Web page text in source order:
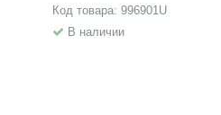
Код товара: 996901U
В наличии